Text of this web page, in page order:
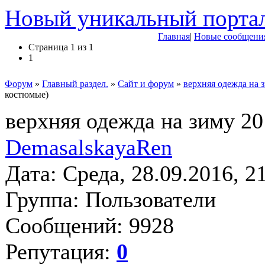
Новый уникальный
Главная| Новые
Страница 1 из 1
1
Форум » Главный раздел. » Сайт и форум » верхняя одежда на
костюмые)
верхняя одежда на зиму
DemasalskayaRen
Дата: Среда, 28.09.2016,
Группа: Пользователи
Сообщений: 9928
Репутация: 0